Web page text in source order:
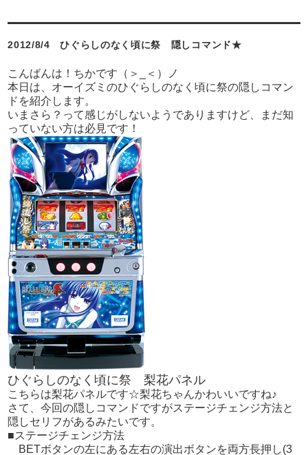
2012/8/4 ひぐらしのなく頃に祭 隠しコマンド★
こんばんは！ちかです（＞_＜）ノ
本日は、オーイズミのひぐらしのなく頃に祭の隠しコマン
ドを紹介します。
いまさら？って感じがしないようでありますけど、まだ知
っていない方は必見です！
ひぐらしのなく頃に祭 梨花パネル
こちらは梨花パネルです☆梨花ちゃんかわいいですね♪
さて、今回の隠しコマンドですがステージチェンジ方法と
隠しセリフがあるみたいです。
■ステージチェンジ方法
BETボタンの左にある左右の演出ボタンを両方長押し(3